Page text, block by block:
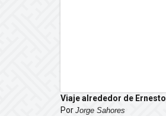
Viaje alrededor de Ernesto
Por Jorge Sahores